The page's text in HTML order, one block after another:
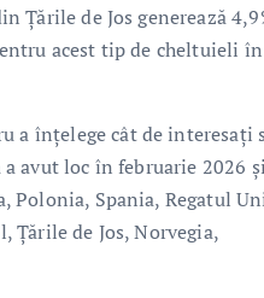
de Jos generează
acest tip de cheltuieli în
a înțelege cât de interesați
avut loc în februarie 2026
Polonia, Spania, Regatul
Țările de Jos, Norvegia,